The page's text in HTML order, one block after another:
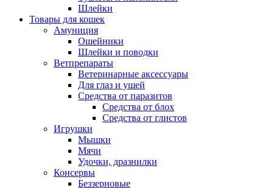
Шлейки
Товары для кошек
Амуниция
Ошейники
Шлейки и поводки
Ветпрепараты
Ветеринарные аксессуары
Для глаз и ушей
Средства от паразитов
Средства от блох
Средства от глистов
Игрушки
Мышки
Мячи
Удочки, дразнилки
Консервы
Беззерновые